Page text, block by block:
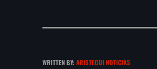
WRITTEN BY: ARISTEGUI NOTICIAS